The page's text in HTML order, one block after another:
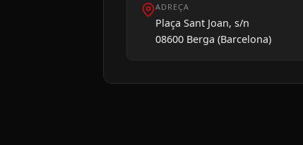
ADREÇA
Plaça Sant Joan, s/n
08600 Berga (Barcelona)